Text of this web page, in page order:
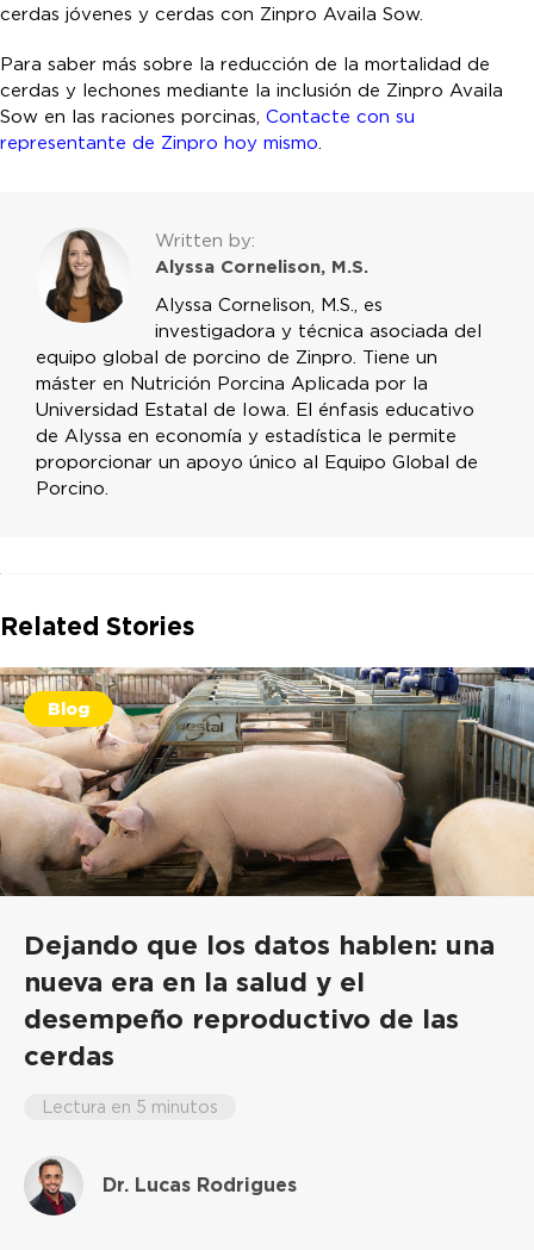
cerdas jóvenes y cerdas con Zinpro Availa Sow.
Para saber más sobre la reducción de la mortalidad de
cerdas y lechones mediante la inclusión de Zinpro Availa
Sow en las raciones porcinas, Contacte con su
representante de Zinpro hoy mismo.
Written by:
Alyssa Cornelison, M.S.
Alyssa Cornelison, M.S., es
investigadora y técnica asociada del
equipo global de porcino de Zinpro. Tiene un
máster en Nutrición Porcina Aplicada por la
Universidad Estatal de Iowa. El énfasis educativo
de Alyssa en economía y estadística le permite
proporcionar un apoyo único al Equipo Global de
Porcino.
Related Stories
Blog
Dejando que los datos hablen: una
nueva era en la salud y el
desempeño reproductivo de las
cerdas
Lectura en 5 minutos
Dr. Lucas Rodrigues